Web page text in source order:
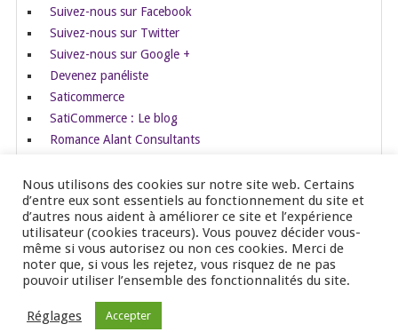
Suivez-nous sur Facebook
Suivez-nous sur Twitter
Suivez-nous sur Google +
Devenez panéliste
Saticommerce
SatiCommerce : Le blog
Romance Alant Consultants
Copyright ©2026 Blog Héralis Marketing
Retour en haut
↑
Nous utilisons des cookies sur notre site web. Certains
d’entre eux sont essentiels au fonctionnement du site et
d’autres nous aident à améliorer ce site et l’expérience
utilisateur (cookies traceurs). Vous pouvez décider vous-
même si vous autorisez ou non ces cookies. Merci de
noter que, si vous les rejetez, vous risquez de ne pas
pouvoir utiliser l’ensemble des fonctionnalités du site.
Réglages Accepter